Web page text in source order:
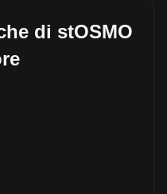
di stOSMO